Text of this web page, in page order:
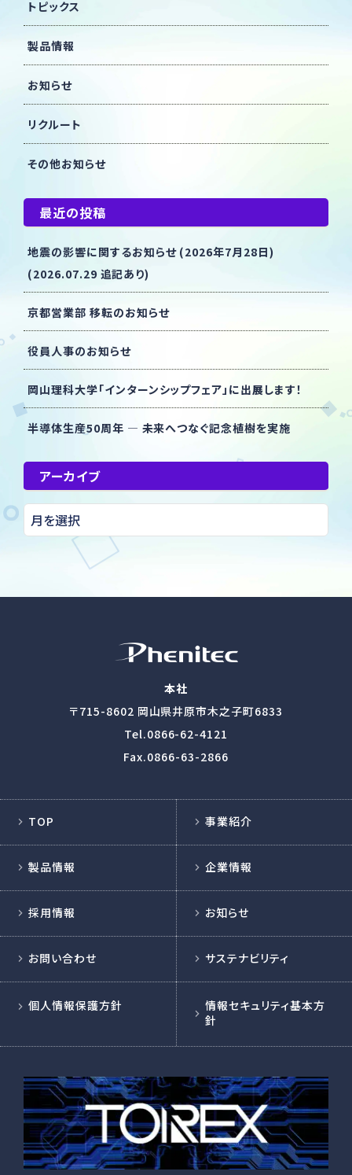
トピックス
製品情報
お知らせ
リクルート
その他お知らせ
最近の投稿
地震の影響に関するお知らせ (2026年7月28日)
(2026.07.29 追記あり)
京都営業部 移転のお知らせ
役員人事のお知らせ
岡山理科大学「インターンシップフェア」に出展します！
半導体生産50周年 ― 未来へつなぐ記念植樹を実施
アーカイブ
本社
〒715-8602 岡山県井原市木之子町6833
Tel.0866-62-4121
Fax.0866-63-2866
TOP 事業紹介
製品情報 企業情報
採用情報 お知らせ
お問い合わせ サステナビリティ
個人情報保護方針
情報セキュリティ基本方
針